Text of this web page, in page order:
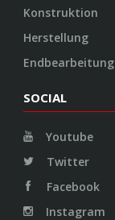
Konstruktion
Herstellung
Endbearbeitung
SOCIAL
Youtube
Twitter
Facebook
Instagram